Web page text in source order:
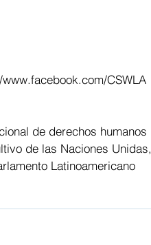
CSWLA
de derechos humanos
de las Naciones
Latinoamericano